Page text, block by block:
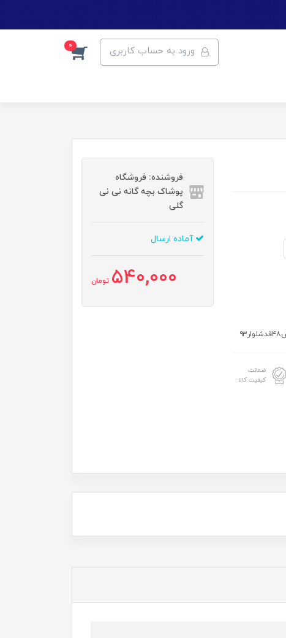
ورود به حساب کاربری 0
ضمانت
کیفیت کالا
فروشنده: فروشگاه
پوشاک بچه گانه نی نی
گلی
آماده ارسال
540,000 تومان